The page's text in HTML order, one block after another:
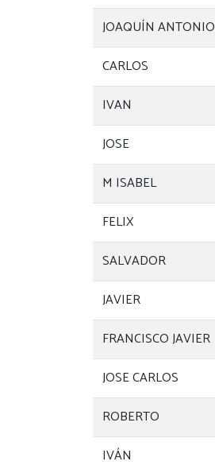
JOAQUÍN ANTONIO
CARLOS
IVAN
JOSE
M ISABEL
FELIX
SALVADOR
JAVIER
FRANCISCO JAVIER
JOSE CARLOS
ROBERTO
IVÁN